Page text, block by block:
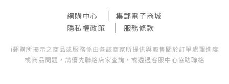
網購中心
集郵電子商城
隱私權政策
服務條款
i郵購所揭示之商品或服務係由各該商家所提供與販售關於訂單處理進度
或商品問題，請優先聯絡店家查詢，或透過客服中心協助聯絡